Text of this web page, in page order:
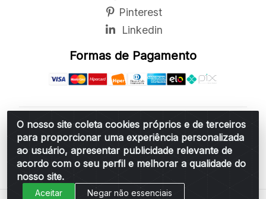
O nosso site coleta cookies próprios e de terceiros
para proporcionar uma experiência personalizada
ao usuário, apresentar publicidade relevante de
acordo com o seu perfil e melhorar a qualidade do
nosso site.
Aceitar Negar não essenciais
Pinterest
Linkedin
Formas de Pagamento
Belchior Cortinas e Acessórios LTDA - R: Rua
Vereador Sérgio Leopoldino Alves, 876 - Santa
Bárbara d'Oeste/SP - CEP 13.456-166 - CNPJ
06.314.073/0001-34